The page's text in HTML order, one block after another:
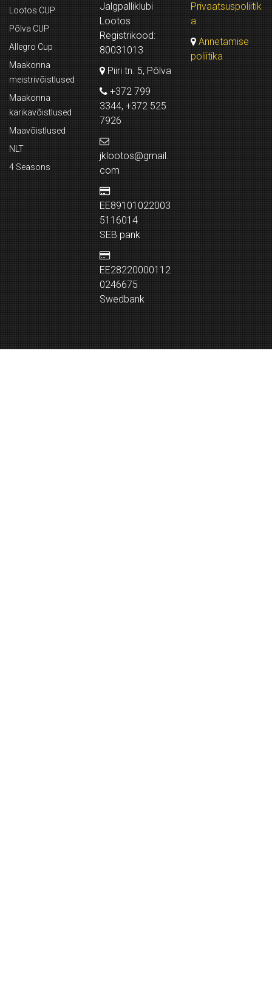
Lootos CUP
Põlva CUP
Allegro Cup
Maakonna
meistrivõistlused
Maakonna
karikavõistlused
Maavõistlused
NLT
4 Seasons
Jalgpalliklubi
Lootos
Registrikood:
80031013
Piiri tn. 5, Põlva
+372 799
3344, +372 525
7926
jklootos@gmail.
com
EE89101022003
5116014
SEB pank
EE28220000112
0246675
Swedbank
Privaatsuspoliitik
a
Annetamise
poliitika